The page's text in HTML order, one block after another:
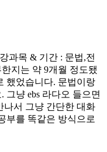
과목 & 기간 : 문법,전
지는 약 9개월 정도됐
했었습니다. 문법이랑
그냥 ebs 라다오 들으면
나서 그냥 간단한 대화
부를 똑같은 방식으로